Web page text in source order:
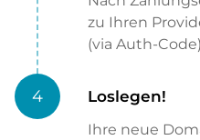
zu Ihren
(via Auth-
4 Loslegen!
Ihre neue